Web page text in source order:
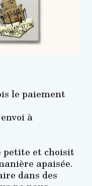
le paiement
à
petite et choisit
apaisée.
dans des